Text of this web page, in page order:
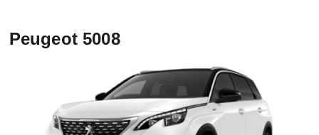
Peugeot 5008